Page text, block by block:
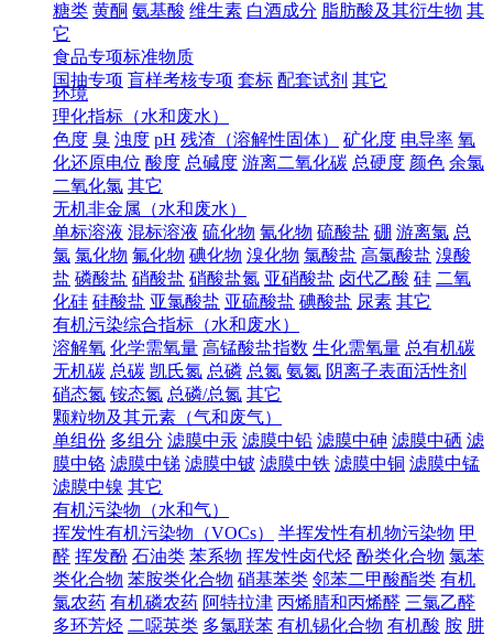
糖类 黄酮 氨基酸 维生素 白酒成分 脂肪酸及其衍生物 其
它
食品专项标准物质
国抽专项 盲样考核专项 套标 配套试剂 其它
环境
理化指标（水和废水）
色度 臭 浊度 pH 残渣（溶解性固体） 矿化度 电导率 氧
化还原电位 酸度 总碱度 游离二氧化碳 总硬度 颜色 余氯
二氧化氯 其它
无机非金属（水和废水）
单标溶液 混标溶液 硫化物 氰化物 硫酸盐 硼 游离氯 总
氯 氯化物 氟化物 碘化物 溴化物 氯酸盐 高氯酸盐 溴酸
盐 磷酸盐 硝酸盐 硝酸盐氮 亚硝酸盐 卤代乙酸 硅 二氧
化硅 硅酸盐 亚氯酸盐 亚硫酸盐 碘酸盐 尿素 其它
有机污染综合指标（水和废水）
溶解氧 化学需氧量 高锰酸盐指数 生化需氧量 总有机碳
无机碳 总碳 凯氏氮 总磷 总氮 氨氮 阴离子表面活性剂
硝态氮 铵态氮 总磷/总氮 其它
颗粒物及其元素（气和废气）
单组份 多组分 滤膜中汞 滤膜中铅 滤膜中砷 滤膜中硒 滤
膜中铬 滤膜中锑 滤膜中铍 滤膜中铁 滤膜中铜 滤膜中锰
滤膜中镍 其它
有机污染物（水和气）
挥发性有机污染物（VOCs）
半挥发性有机物污染物 甲
醛 挥发酚 石油类 苯系物 挥发性卤代烃 酚类化合物 氯苯
类化合物 苯胺类化合物 硝基苯类 邻苯二甲酸酯类 有机
氯农药 有机磷农药 阿特拉津 丙烯腈和丙烯醛 三氯乙醛
多环芳烃 二噁英类 多氯联苯 有机锡化合物 有机酸 胺 肼